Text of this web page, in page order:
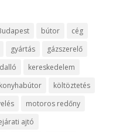
bútor
cég
gyártás
gázszerelő
kereskedelem
konyhabútor
költöztetés
motoros redőny
ajtó